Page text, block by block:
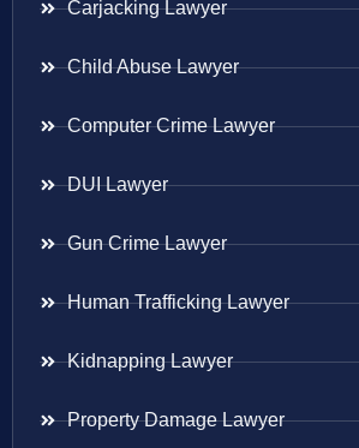
Carjacking Lawyer
Child Abuse Lawyer
Computer Crime Lawyer
DUI Lawyer
Gun Crime Lawyer
Human Trafficking Lawyer
Kidnapping Lawyer
Property Damage Lawyer